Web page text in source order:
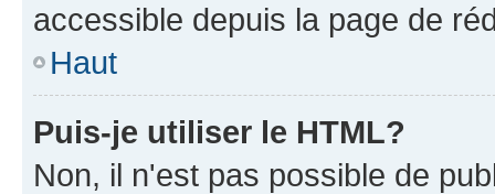
accessible depuis la page de
Haut
Puis-je utiliser le HTML?
Non, il n'est pas possible de